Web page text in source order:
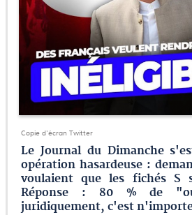
Copie d'écran Twitter
Le Journal du Dimanche
opération hasardeuse :
voulaient que les fichés S
Réponse : 80 % de
juridiquement, c'est